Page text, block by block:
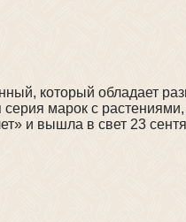
который обладает
марок с растениями,
и вышла в свет 23